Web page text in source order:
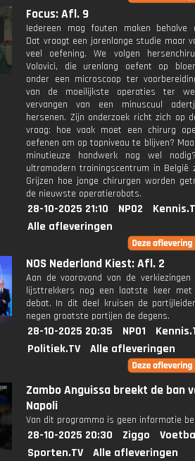
Focus: Afl. 9
Iedereen mag fouten maken behalve
Dat vraagt een jarenlange studie maar
veel oefening. We volgen
Volovici, die urenlang oefent op
onder een microscoop ter
van de moeilijkste operaties ter
vervangen van een minuscuul
hersenen. Zijn onderzoek richt zich op
vraag: hoe vaak moet een chirurg
oefenen om op topniveau te blijven?
minutieuze handwerk nog wel
ultramodern trainingscentrum in België
Grijzen hoe jonge chirurgen worden
de nieuwste operatierobots.
28-10-2025 21:10 NPO2
Alle afleveringen
NOS Nederland Kiest: Afl. 2
Aan de vooravond van de verkiezingen
lijsttrekkers nog een laatste keer
debat. In dit deel kruisen de
negen grootste partijen de degens.
28-10-2025 20:35 NPO1
Politiek.TV
Alle afleveringen
Zambo Anguissa breekt de ban
Napoli
Van dit programma is geen informatie
28-10-2025 20:30 Ziggo
Sporten.TV
Alle afleveringen